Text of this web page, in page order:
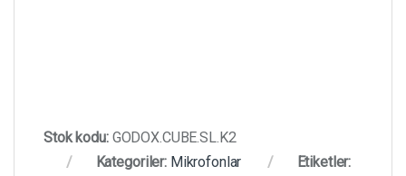
Stok kodu: GODOX.CUBE.SL.K2
Kategoriler: Mikrofonlar
Etiketler: